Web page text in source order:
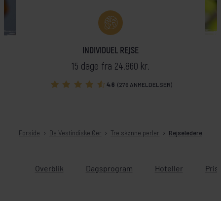
INDIVIDUEL REJSE
15 dage fra 24.860 kr.
4.6 (276 ANMELDELSER)
Forside De Vestindiske Øer Tre skønne perler Rejseledere
Overblik Dagsprogram Hoteller